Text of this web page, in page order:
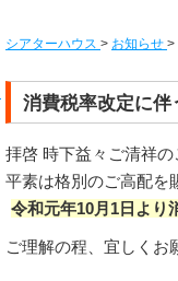
シアターハウス > お知らせ >
消費税率改定に
拝啓 時下益々ご清祥
平素は格別のご高配を
令和元年10月1日より
ご理解の程、宜しくお